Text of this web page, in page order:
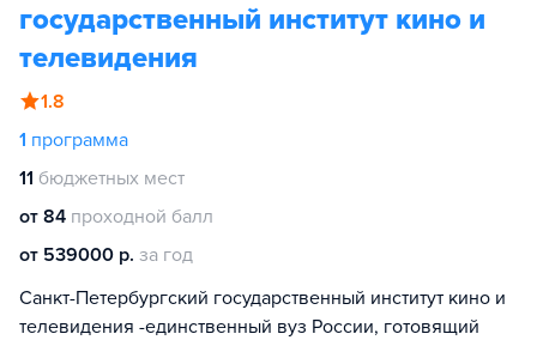
государственный институт кино и
телевидения
1.8
1 программа
11 бюджетных мест
от 84 проходной балл
от 539000 р. за год
Санкт-Петербургский государственный институт кино и
телевидения -единственный вуз России, готовящий